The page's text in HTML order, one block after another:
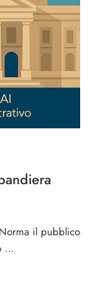
il pubblico
…